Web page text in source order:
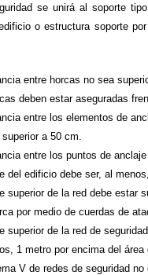
se unirá al soporte tipo
o estructura soporte
entre horcas no sea
deben estar aseguradas
entre los elementos de
a 50 cm.
entre los puntos de
del edificio debe ser, al
superior de la red debe estar
por medio de cuerdas de
superior de la red de
1 metro por encima del área
V de redes de seguridad no